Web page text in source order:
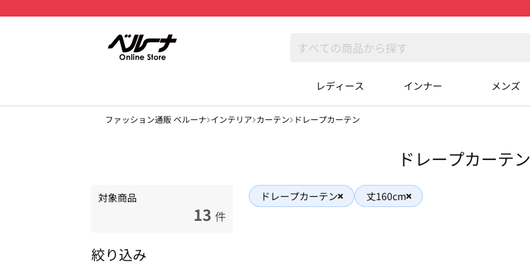
レディース インナー メンズ
ファッション通販 ベルーナ インテリア カーテン ドレープカーテン
ドレープカーテン
対象商品
13 件
絞り込み
ドレープカーテン 丈160cm